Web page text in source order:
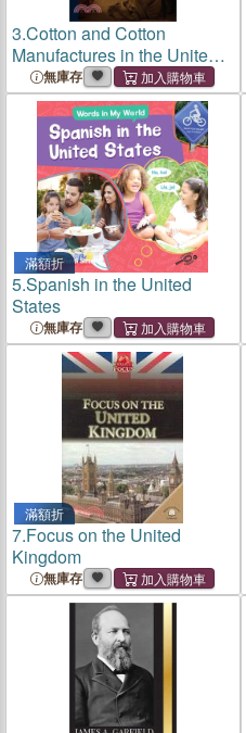
3.Cotton and Cotton
Manufactures in the United
States無庫存
滿額折
5.Spanish in the United
States
無庫存
滿額折
7.Focus on the United
Kingdom
無庫存